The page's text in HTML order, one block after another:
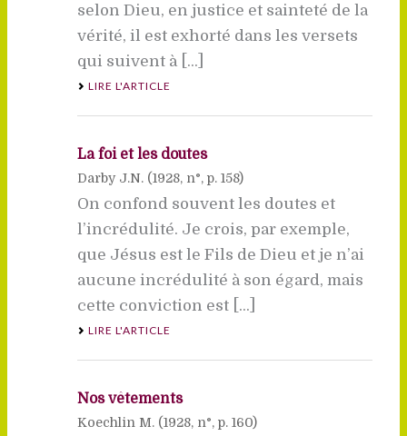
selon Dieu, en justice et sainteté de la
vérité, il est exhorté dans les versets
qui suivent à [...]
LIRE L'ARTICLE
La foi et les doutes
Darby J.N. (1928, n°, p. 158)
On confond souvent les doutes et
l’incrédulité. Je crois, par exemple,
que Jésus est le Fils de Dieu et je n’ai
aucune incrédulité à son égard, mais
cette conviction est [...]
LIRE L'ARTICLE
Nos vêtements
Koechlin M. (1928, n°, p. 160)